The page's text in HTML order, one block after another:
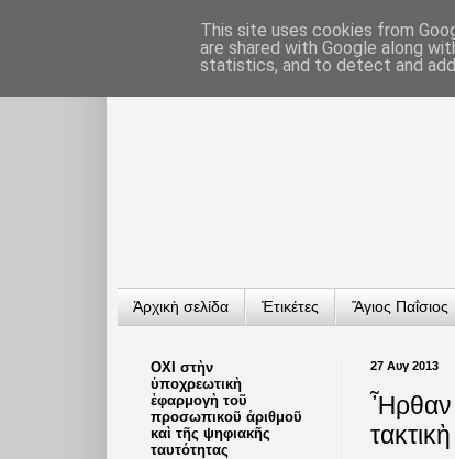
Ἀρχικὴ σελίδα Ἐτικέτες Ἅγιος Παΐσιος
27 Αυγ 2013
Ἦρθαν
ΟΧΙ στὴν
ὑποχρεωτικὴ
ἐφαρμογὴ τοῦ
προσωπικοῦ ἀριθμοῦ
καὶ τῆς ψηφιακῆς
ταυτότητας
This site uses cookies from
are shared with Google along
statistics, and to detect and